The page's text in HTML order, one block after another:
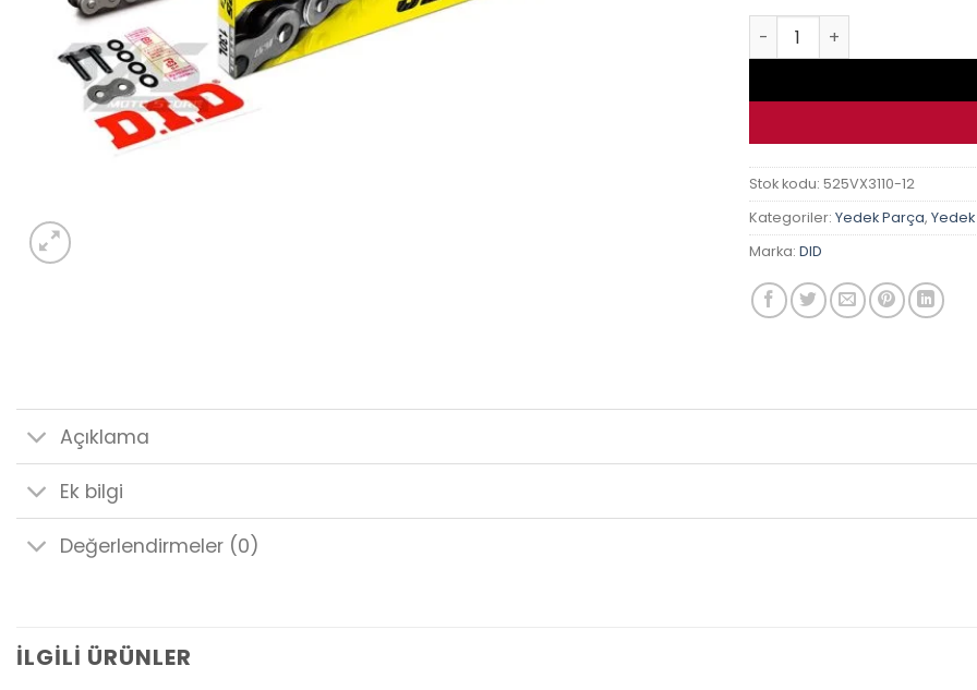
Yamaha Mt-09 Sp Abs
Stok kodu: 525VX3110-12
Kategoriler: Yedek Parça,
Marka: DID
Açıklama
Ek bilgi
Değerlendirmeler (0)
İLGILI ÜRÜNLER